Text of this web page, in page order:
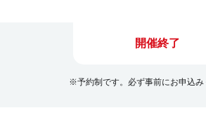
開催終了
※予約制です。必ず事前にお申込み